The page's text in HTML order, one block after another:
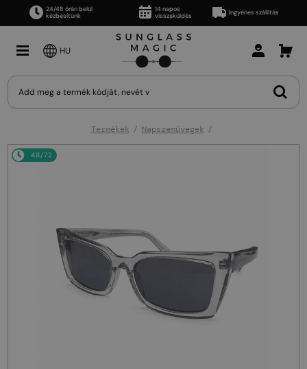
24/48 órán belül
kézbesítünk
14 napos
visszaküldés
Ingyenes szállítás
HU
Termékek Napszemüvegek
48/72